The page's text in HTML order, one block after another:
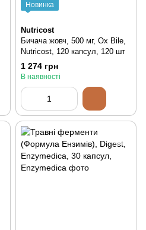
Новинка
Nutricost
Бичача жовч, 500 мг, Ox Bile,
Nutricost, 120 капсул, 120 шт
1 274 грн
В наявності